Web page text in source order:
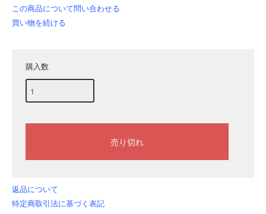
この商品について問い合わせる
買い物を続ける
購入数
返品について
特定商取引法に基づく表記